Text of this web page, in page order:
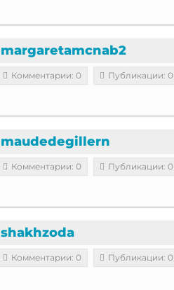
margaretamcnab2
Комментарии: 0 Публикации: 0
maudedegillern
Комментарии: 0 Публикации: 0
shakhzoda
Комментарии: 0 Публикации: 0